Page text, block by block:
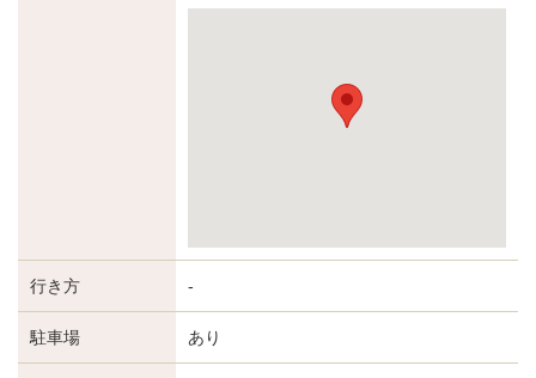
行き方 -
駐車場 あり